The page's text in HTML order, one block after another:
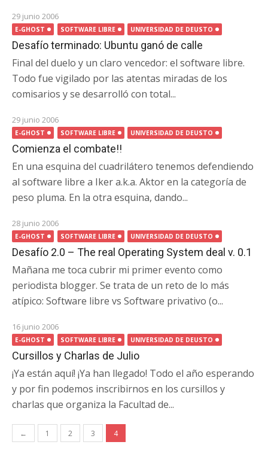
29 junio 2006
E-GHOST SOFTWARE LIBRE UNIVERSIDAD DE DEUSTO
Desafío terminado: Ubuntu ganó de calle
Final del duelo y un claro vencedor: el software libre.
Todo fue vigilado por las atentas miradas de los
comisarios y se desarrolló con total...
29 junio 2006
E-GHOST SOFTWARE LIBRE UNIVERSIDAD DE DEUSTO
Comienza el combate!!
En una esquina del cuadrilátero tenemos defendiendo
al software libre a Iker a.k.a. Aktor en la categoría de
peso pluma. En la otra esquina, dando...
28 junio 2006
E-GHOST SOFTWARE LIBRE UNIVERSIDAD DE DEUSTO
Desafío 2.0 – The real Operating System deal v. 0.1
Mañana me toca cubrir mi primer evento como
periodista blogger. Se trata de un reto de lo más
atípico: Software libre vs Software privativo (o...
16 junio 2006
E-GHOST SOFTWARE LIBRE UNIVERSIDAD DE DEUSTO
Cursillos y Charlas de Julio
¡Ya están aquí! ¡Ya han llegado! Todo el año esperando
y por fin podemos inscribirnos en los cursillos y
charlas que organiza la Facultad de...
Navegación
de
← 1 2 3 4